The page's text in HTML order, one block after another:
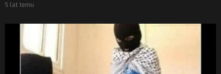
5 lat temu